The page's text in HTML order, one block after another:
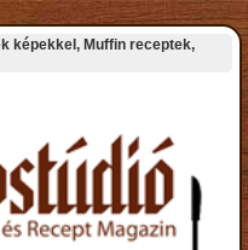
képekkel, Muffin receptek,